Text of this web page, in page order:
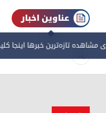
عناوین اخبار
مشاهده‌ تازه‌ترین خبرها اینجا